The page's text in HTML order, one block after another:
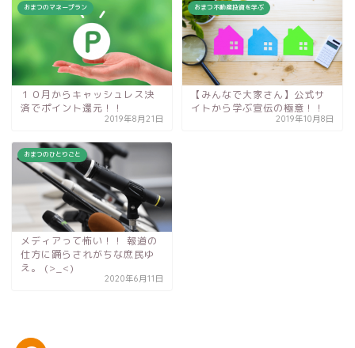
おまつのマネープラン
１０月からキャッシュレス決
済でポイント還元！！
2019年8月21日
おまつ不動産投資を学ぶ
【みんなで大家さん】公式サ
イトから学ぶ宣伝の極意！！
2019年10月8日
おまつのひとりごと
メディアって怖い！！ 報道の
仕方に踊らされがちな庶民ゆ
え。 (>_<)
2020年6月11日